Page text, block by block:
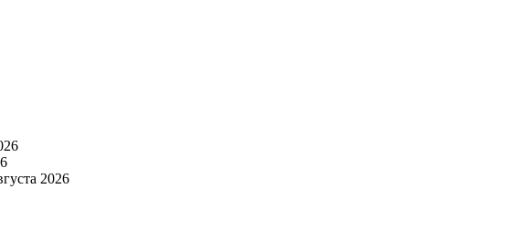
2026